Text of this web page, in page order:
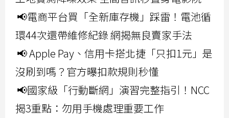
📢電商平台買「全新庫存機」踩雷！電池循
環44次還帶維修紀錄 網揭無良賣家手法
📢 Apple Pay、信用卡搭北捷「只扣1元」是
沒刷到嗎？官方曝扣款規則秒懂
📢國家級「行動斷網」演習完整指引！NCC
揭3重點：勿用手機處理重要工作